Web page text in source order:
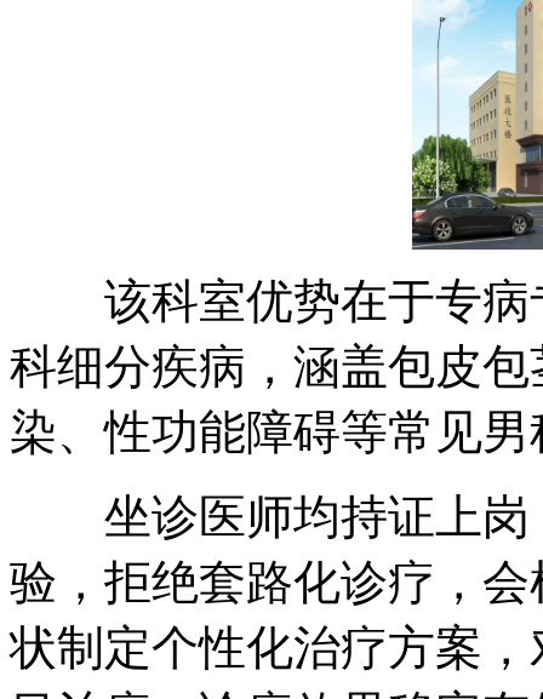
该科室优势在于专病
科细分疾病，涵盖包皮
染、性功能障碍等常见
坐诊医师均持证上岗
验，拒绝套路化诊疗，
状制定个性化治疗方案